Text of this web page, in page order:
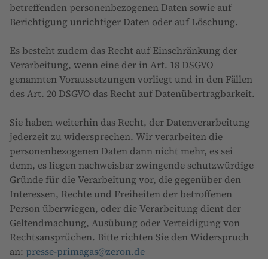
betreffenden personenbezogenen Daten sowie auf
Berichtigung unrichtiger Daten oder auf Löschung.
Es besteht zudem das Recht auf Einschränkung der
Verarbeitung, wenn eine der in Art. 18 DSGVO
genannten Voraussetzungen vorliegt und in den Fällen
des Art. 20 DSGVO das Recht auf Datenübertragbarkeit.
Sie haben weiterhin das Recht, der Datenverarbeitung
jederzeit zu widersprechen. Wir verarbeiten die
personenbezogenen Daten dann nicht mehr, es sei
denn, es liegen nachweisbar zwingende schutzwürdige
Gründe für die Verarbeitung vor, die gegenüber den
Interessen, Rechte und Freiheiten der betroffenen
Person überwiegen, oder die Verarbeitung dient der
Geltendmachung, Ausübung oder Verteidigung von
Rechtsansprüchen. Bitte richten Sie den Widerspruch
an: presse-primagas@zeron.de